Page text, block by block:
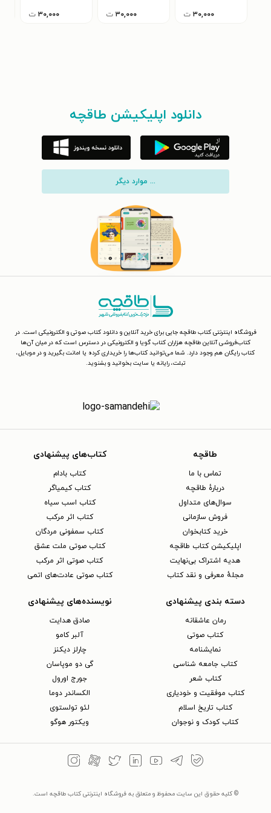
۳۰,۰۰۰ ت ۳۰,۰۰۰ ت ۳۰,۰۰۰ ت
دانلود اپلیکیشن طاقچه
... موارد دیگر
فروشگاه اینترنتی کتاب طاقچه جایی برای خرید آنلاین و دانلود کتاب صوتی و الکترونیکی است. در
کتاب‌فروشی آنلاین طاقچه هزاران کتاب گویا و الکترونیکی در دسترس است که در میان آن‌ها
کتاب رایگان هم وجود دارد. شما می‌توانید کتاب‌ها را خریداری کرده یا امانت بگیرید و در موبایل،
تبلت، رایانه یا سایت بخوانید و بشنوید.
طاقچه
تماس با ما
دربارهٔ طاقچه
سوال‌های متداول
فروش سازمانی
خرید کتابخوان
اپلیکیشن کتاب طاقچه
هدیه اشتراک بی‌نهایت
مجلهٔ معرفی و نقد کتاب
کتاب‌های پیشنهادی
کتاب بادام
کتاب کیمیاگر
کتاب اسب سیاه
کتاب اثر مرکب
کتاب سمفونی مردگان
کتاب صوتی ملت عشق
کتاب صوتی اثر مرکب
کتاب صوتی عادت‌های اتمی
دسته بندی پیشنهادی
رمان عاشقانه
کتاب‌ صوتی
نمایشنامه
کتاب جامعه شناسی
کتاب شعر
کتاب موفقیت و خودیاری
کتاب تاریخ اسلام
کتاب کودک و نوجوان
نویسنده‌های پیشنهادی
صادق هدایت
آلبر کامو
چارلز دیکنز
گی دو موپاسان
جورج اورول
الکساندر دوما
لئو تولستوی
ویکتور هوگو
© کلیه حقوق این سایت محفوظ و متعلق به فروشگاه اینترنتی کتاب طاقچه است.